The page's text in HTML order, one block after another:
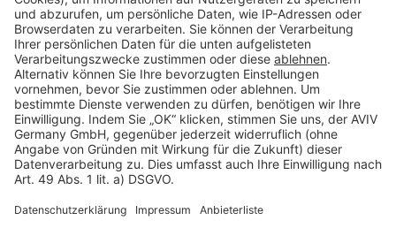
Cookie Einstellungen
Rechtliches
AGB-Übersicht
Datenschutz
Impressum